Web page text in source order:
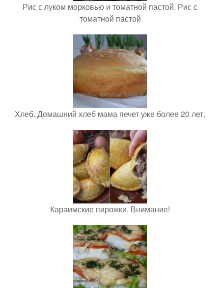
Рис с луком морковью и томатной пастой. Рис с
томатной пастой
Хлеб. Домашний хлеб мама печет уже более 20 лет.
Караимские пирожки. Внимание!